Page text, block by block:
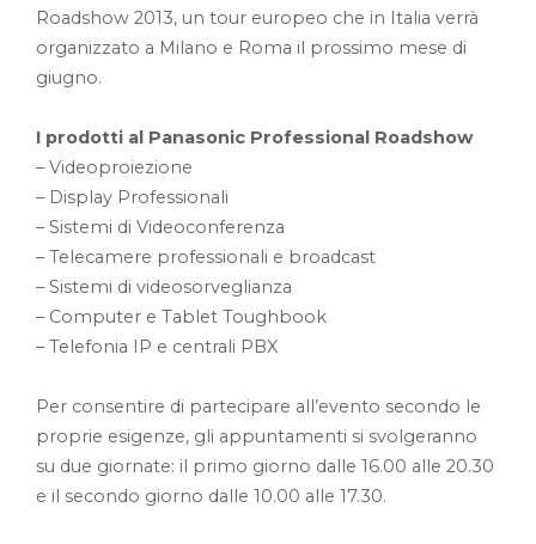
Roadshow 2013, un tour europeo che in Italia verrà
organizzato a Milano e Roma il prossimo mese di
giugno.
I prodotti al Panasonic Professional Roadshow
– Videoproiezione
– Display Professionali
– Sistemi di Videoconferenza
– Telecamere professionali e broadcast
– Sistemi di videosorveglianza
– Computer e Tablet Toughbook
– Telefonia IP e centrali PBX
Per consentire di partecipare all’evento secondo le
proprie esigenze, gli appuntamenti si svolgeranno
su due giornate: il primo giorno dalle 16.00 alle 20.30
e il secondo giorno dalle 10.00 alle 17.30.